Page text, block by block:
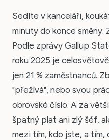
Sedíte v kanceláři,
minuty do konce směny.
Podle zprávy Gallup
roku 2025 je
jen 21 % zaměstnanců.
"přežívá", nebo svou
obrovské číslo. A za
špatný plat ani zlý šéf,
mezi tím, kdo jste, a tím,